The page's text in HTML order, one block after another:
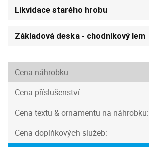
Likvidace starého hrobu
Základová deska - chodníkový lem
Cena náhrobku:
Cena příslušenství:
Cena textu & ornamentu na náhrobku:
Cena doplňkových služeb: